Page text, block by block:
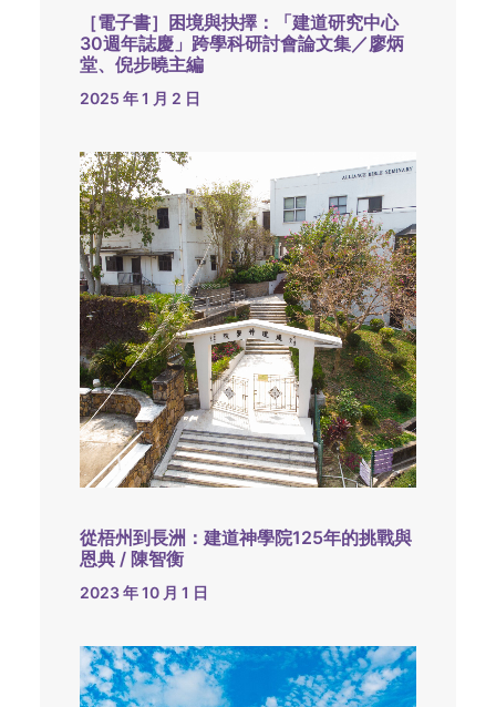
［電子書］困境與抉擇：「建道研究中心
30週年誌慶」跨學科研討會論文集／廖炳
堂、倪步曉主編
2025 年 1 月 2 日
從梧州到長洲：建道神學院125年的挑戰與
恩典 / 陳智衡
2023 年 10 月 1 日